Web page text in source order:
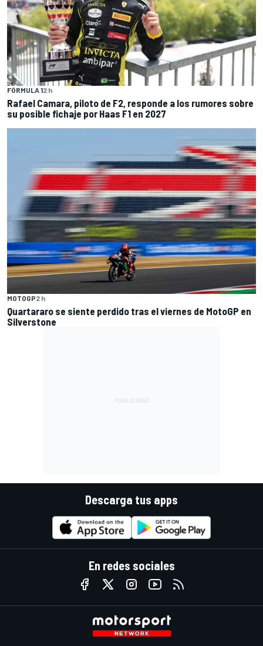
FÓRMULA 12 h
Rafael Camara, piloto de F2, responde a los rumores sobre
su posible fichaje por Haas F1 en 2027
MOTOGP2 h
Quartararo se siente perdido tras el viernes de MotoGP en
Silverstone
Descarga tus apps
En redes sociales